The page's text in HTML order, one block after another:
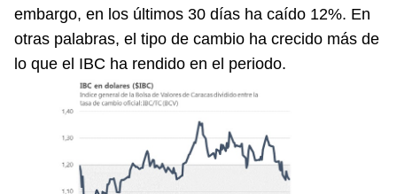
embargo, en los últimos 30 días ha caído 12%. En
otras palabras, el tipo de cambio ha crecido más de
lo que el IBC ha rendido en el periodo.